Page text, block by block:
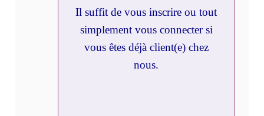
Il suffit de vous inscrire ou tout
simplement vous connecter si
vous êtes déjà client(e) chez
nous.